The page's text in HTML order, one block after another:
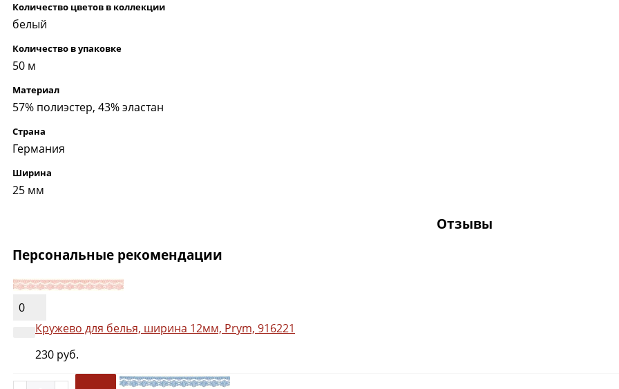
Количество цветов в коллекции
белый
Количество в упаковке
50 м
Материал
57% полиэстер, 43% эластан
Страна
Германия
Ширина
25 мм
Отзывы
Персональные рекомендации
0
Кружево для белья, ширина 12мм, Prym, 916221
230 руб.